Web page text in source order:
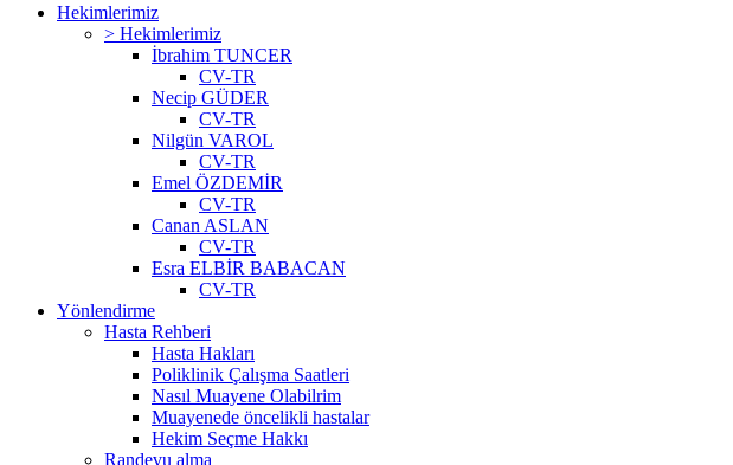
Hekimlerimiz
> Hekimlerimiz
İbrahim TUNCER
CV-TR
Necip GÜDER
CV-TR
Nilgün VAROL
CV-TR
Emel ÖZDEMİR
CV-TR
Canan ASLAN
CV-TR
Esra ELBİR BABACAN
CV-TR
Yönlendirme
Hasta Rehberi
Hasta Hakları
Poliklinik Çalışma Saatleri
Nasıl Muayene Olabilrim
Muayenede öncelikli hastalar
Hekim Seçme Hakkı
Randevu alma